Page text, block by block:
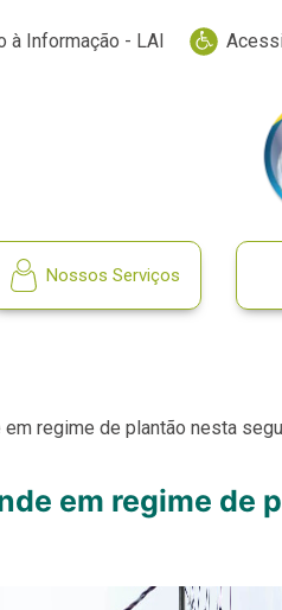
à Informação - LAI
Nossos Serviços
regime de plantão nesta
em regime